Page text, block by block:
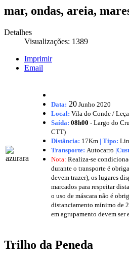
mar, ondas, areia,
Detalhes
Visualizações: 1389
Imprimir
Email
Data: 20 Junho 2020
Local: Vila do Conde /
Saída: 08h00 - Largo do
CTT)
Distância: 17Km | Tipo:
Transporte: Autocarro |
Nota: Realiza-se
durante o transporte é
devem trazer), os lugares
marcados para respeitar
o uso de máscara não é
distanciamento mínimo de
em agrupamento devem ser
Trilho da Peneda